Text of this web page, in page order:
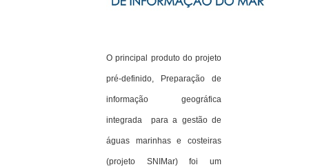
O principal produto do projeto
pré-definido, Preparação de
informação geográfica
integrada para a gestão de
águas marinhas e costeiras
(projeto SNIMar) foi um